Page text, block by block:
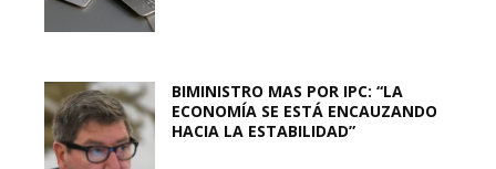
BIMINISTRO MAS POR IPC: “LA
ECONOMÍA SE ESTÁ ENCAUZANDO
HACIA LA ESTABILIDAD”